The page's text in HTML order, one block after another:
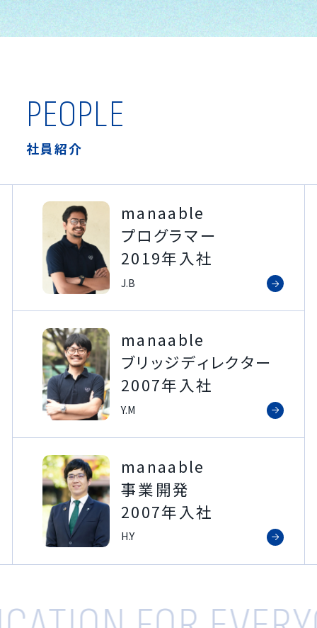
PEOPLE
社員紹介
manaable
プログラマー
2019年入社
J.B
manaable
ブリッジディレクター
2007年入社
Y.M
manaable
事業開発
2007年入社
H.Y